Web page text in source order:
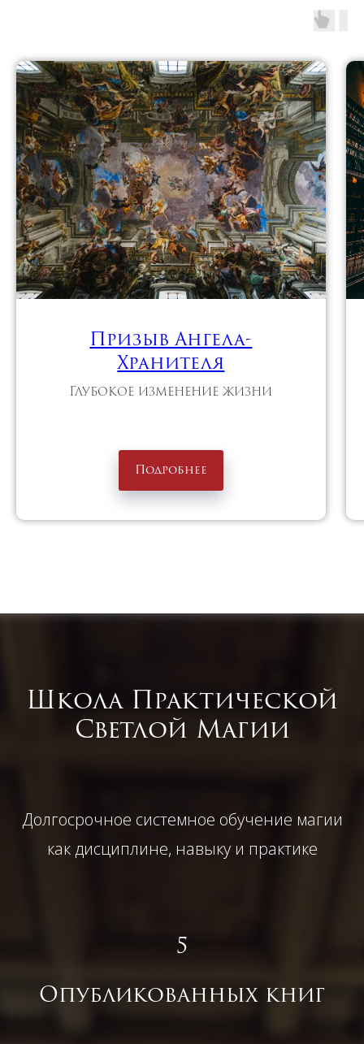
Призыв Ангела-
Хранителя
Глубокое изменение жизни
Подробнее
Школа Практической
Светлой Магии
Долгосрочное системное обучение магии
как дисциплине, навыку и практике
5
Опубликованных книг